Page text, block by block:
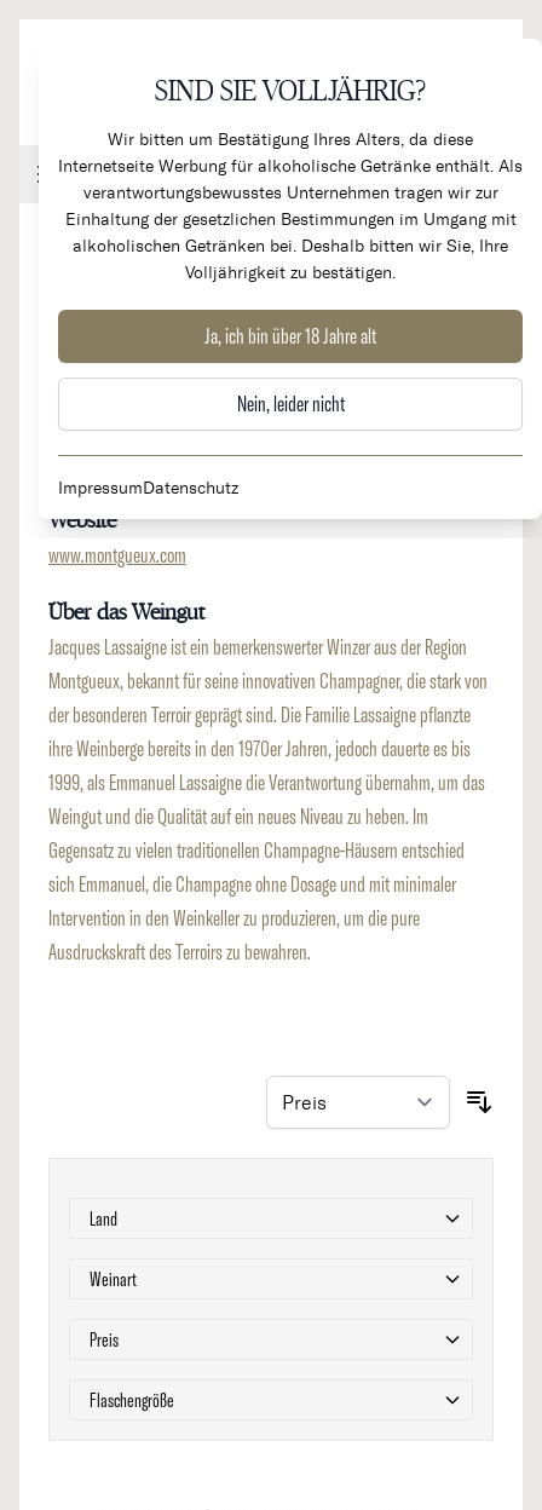
SIND SIE VOLLJÄHRIG?
Wir bitten um Bestätigung Ihres Alters, da diese
Internetseite Werbung für alkoholische Getränke enthält. Als
verantwortungsbewusstes Unternehmen tragen wir zur
Einhaltung der gesetzlichen Bestimmungen im Umgang mit
alkoholischen Getränken bei. Deshalb bitten wir Sie, Ihre
Volljährigkeit zu bestätigen.
Ja, ich bin über 18 Jahre alt
Nein, leider nicht
ImpressumDatenschutz
Handel & Gastronomie Kundenkonto Warenkorb
Champagne Jacques Lassaigne
Herkunftsland
Frankreich
Region
Champagne
Website
www.montgueux.com
Über das Weingut
Jacques Lassaigne ist ein bemerkenswerter Winzer aus der Region
Montgueux, bekannt für seine innovativen Champagner, die stark von
der besonderen Terroir geprägt sind. Die Familie Lassaigne pflanzte
ihre Weinberge bereits in den 1970er Jahren, jedoch dauerte es bis
1999, als Emmanuel Lassaigne die Verantwortung übernahm, um das
Weingut und die Qualität auf ein neues Niveau zu heben. Im
Gegensatz zu vielen traditionellen Champagne-Häusern entschied
sich Emmanuel, die Champagne ohne Dosage und mit minimaler
Intervention in den Weinkeller zu produzieren, um die pure
Ausdruckskraft des Terroirs zu bewahren.
LandFilter
WeinartFilter
PreisFilter
Flaschengröße